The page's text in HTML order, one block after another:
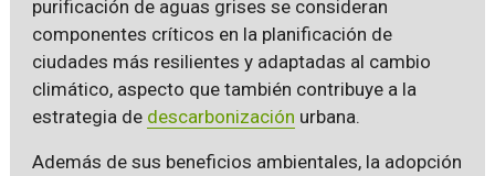
purificación de aguas grises se consideran
componentes críticos en la planificación de
ciudades más resilientes y adaptadas al cambio
climático, aspecto que también contribuye a la
estrategia de descarbonización urbana.
Además de sus beneficios ambientales, la adopción